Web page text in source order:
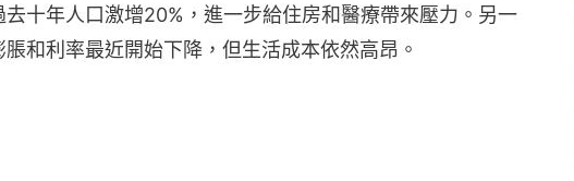
十年人口激增20%，進一步給住房和醫療帶來壓力。另一
和利率最近開始下降，但生活成本依然高昂。